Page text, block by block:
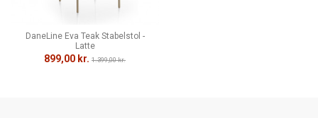
DaneLine Eva Teak Stabelstol -
Latte
899,00 kr. 1.399,00 kr.